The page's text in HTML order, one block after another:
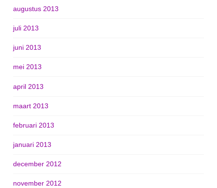
augustus 2013
juli 2013
juni 2013
mei 2013
april 2013
maart 2013
februari 2013
januari 2013
december 2012
november 2012